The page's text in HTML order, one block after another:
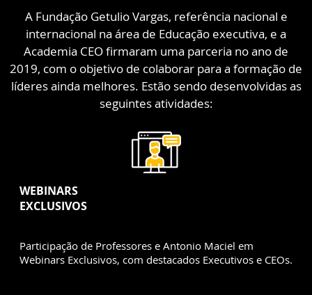
A Fundação Getulio Vargas, referência nacional e
internacional na área de Educação executiva, e a
Academia CEO firmaram uma parceria no ano de
2019, com o objetivo de colaborar para a formação de
líderes ainda melhores. Estão sendo desenvolvidas as
seguintes atividades:
WEBINARS
EXCLUSIVOS
Participação de Professores e Antonio Maciel em
Webinars Exclusivos, com destacados Executivos e CEOs.